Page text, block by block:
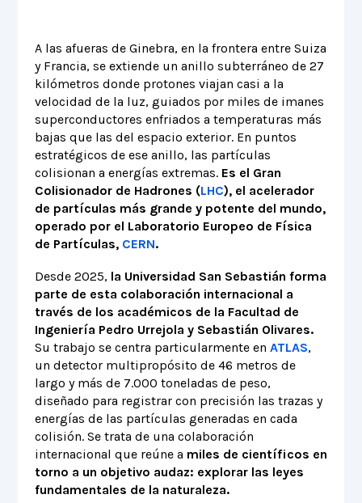
A las afueras de Ginebra, en la frontera entre Suiza
y Francia, se extiende un anillo subterráneo de 27
kilómetros donde protones viajan casi a la
velocidad de la luz, guiados por miles de imanes
superconductores enfriados a temperaturas más
bajas que las del espacio exterior. En puntos
estratégicos de ese anillo, las partículas
colisionan a energías extremas. Es el Gran
Colisionador de Hadrones (LHC), el acelerador
de partículas más grande y potente del mundo,
operado por el Laboratorio Europeo de Física
de Partículas, CERN.
Desde 2025, la Universidad San Sebastián forma
parte de esta colaboración internacional a
través de los académicos de la Facultad de
Ingeniería Pedro Urrejola y Sebastián Olivares.
Su trabajo se centra particularmente en ATLAS,
un detector multipropósito de 46 metros de
largo y más de 7.000 toneladas de peso,
diseñado para registrar con precisión las trazas y
energías de las partículas generadas en cada
colisión. Se trata de una colaboración
internacional que reúne a miles de científicos en
torno a un objetivo audaz: explorar las leyes
fundamentales de la naturaleza.